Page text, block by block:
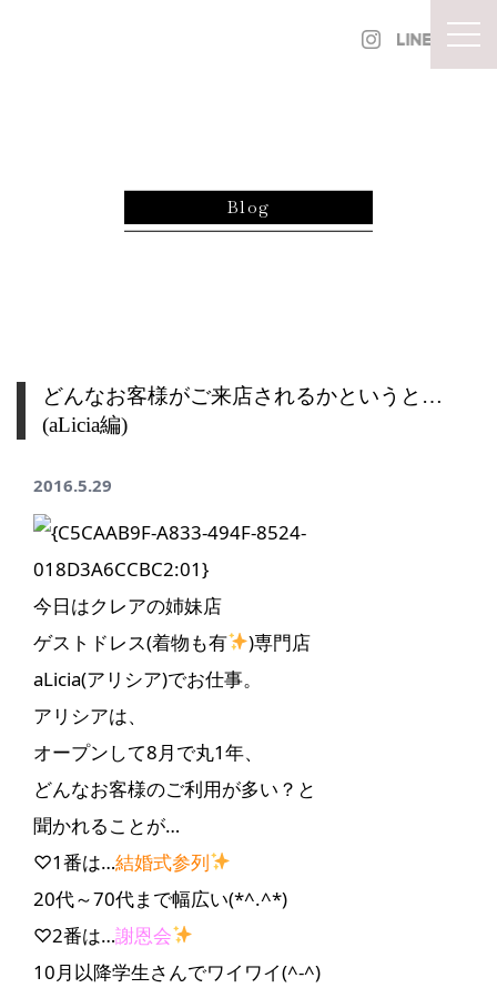
Blog
どんなお客様がご来店されるかというと…
(aLicia編)
2016.5.29
今日はクレアの姉妹店
ゲストドレス(着物も有
)専門店
aLicia(アリシア)でお仕事。
アリシアは、
オープンして8月で丸1年、
どんなお客様のご利用が多い？と
聞かれることが…
♡1番は…結婚式参列
20代～70代まで幅広い(*^.^*)
♡2番は…謝恩会
10月以降学生さんでワイワイ(^-^)